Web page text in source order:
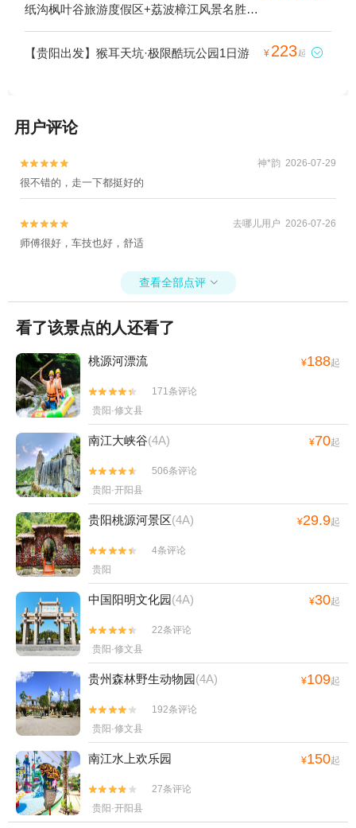
纸沟枫叶谷旅游度假区+荔波樟江风景名胜区
+南河+赤水丹霞·红石野谷景区+赤水河+花溪
夜郎谷+贵州森林野生动物园+斗篷山景区
会议会址+海龙屯+福泉山古文化遗址+赤水
+荔波茂兰自然保护区+贵州龙里大草原景区
+四洞沟景区+荔波小七孔景区+荔波大七孔
景区+甲茶风景名胜区+贵阳欢乐世界+荔波
联山湾+天下第一壶中国茶文化博览园+四渡
赤水纪念馆+紫林山国际旅游度假区+瑶山古
义会议会址—已下线+猴耳天坑·极限酷玩公
园+红果树+双门峡中国诗歌谷+贵州紫林山
四季花海+时光贵州古镇+贵阳珍珠岛度假中
心+香纸沟枫叶谷旅游度假区-已下线+卧龙谷
漂流+十二背后-清溪河漂流+十二背后地下裂
缝景区+红赤水+赤水凤凰花坞+大娄山滑雪
场+中国天眼景区+羊昌花画小镇+青岩古堡
+赤水白马溪景区+南江水上欢乐园+水车坝
水上乐园+中国天眼驿站+云山茶海露营地
+娄山关大捷实战演艺景区+巫山峡谷旅游景
区+土城古镇+龙里水乡飞越丛林+荔波冰雪
水世界主题乐园+红水河+独山天洞景区+平
塘天坑群景区+黔北娄山水上乐园+荔波车技
坊+独山游乐园+福泉古城文化旅游景区+都
匀秦汉影视城+东田都匀乐园+四洞仙境+朱
家山国家森林公园+赤水国家级风景名胜区
+猴耳天坑·极限酷玩公园-已下线+杉木湖景
区+太阳坪映山红景区+正安桃花源记景区
+天河潭艺术灯光展+赤水白云山国际旅游风
景区+小七孔桥+红军四渡赤水纪念园+巫山
峡谷旅游景区-已下线+赤水印迹+务川仡佬之
源景区+龙里水乡+青岩浪漫谷+十二背后·地
下河谷景区+茶海之心景区+赤水丹霞-已下线
+荔波酷玩森林+大娄山度假村+龙里油画大
草原+南江云渡天桥+贵州乌江寨国际旅游度
假区+路游憩·绿博园露营地+遵义古城+荔波
古镇+贵阳桃源河景区+平塘风景区+贵州酒
仙洞景区+平塘天硐+赤水湾古镇+中国天眼·
【贵阳出发】猴耳天坑·极限酷玩公园1日游 ¥ 223起 
用户评论

 神*韵 2026-07-29
很不错的，走一下都挺好的

 去哪儿用户 2026-07-26
师傅很好，车技也好，舒适
查看全部点评 
看了该景点的人还看了
桃源河漂流 ¥188起


171条评论
贵阳·修文县
南江大峡谷(4A) ¥70起


506条评论
贵阳·开阳县
贵阳桃源河景区(4A) ¥29.9起


4条评论
贵阳
中国阳明文化园(4A) ¥30起


22条评论
贵阳·修文县
贵州森林野生动物园(4A) ¥109起


192条评论
贵阳·修文县
南江水上欢乐园 ¥150起


27条评论
贵阳·开阳县